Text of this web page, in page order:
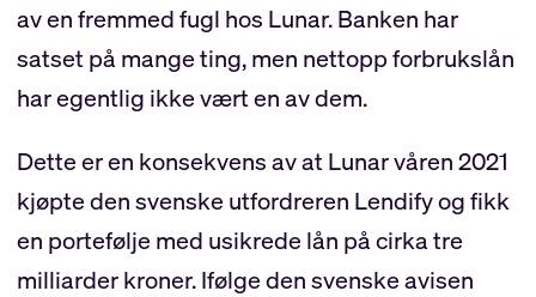
av en fremmed fugl hos Lunar. Banken har
satset på mange ting, men nettopp forbrukslån
har egentlig ikke vært en av dem.
Dette er en konsekvens av at Lunar våren 2021
kjøpte den svenske utfordreren Lendify og fikk
en portefølje med usikrede lån på cirka tre
milliarder kroner. Ifølge den svenske avisen